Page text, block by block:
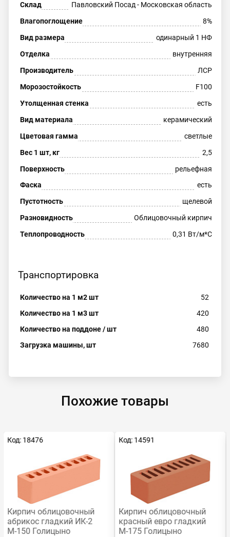
Склад
Павловский Посад - Московская область
Влагопоглощение
8%
Вид размера
одинарный 1 НФ
Отделка
внутренняя
Производитель
ЛСР
Морозостойкость
F100
Утолщенная стенка
есть
Вид материала
керамический
Цветовая гамма
светлые
Вес 1 шт, кг
2,5
Поверхность
рельефная
Фаска
есть
Пустотность
щелевой
Разновидность
Облицовочный кирпич
Теплопроводность
0,31 Вт/м*С
Транспортировка
Количество на 1 м2 шт
52
Количество на 1 м3 шт
420
Количество на поддоне / шт
480
Загрузка машины, шт
7680
Похожие товары
Код: 18476
Кирпич облицовочный
абрикос гладкий ИК-2
М-150 Голицыно
Код: 14591
Кирпич облицовочный
красный евро гладкий
М-175 Голицыно